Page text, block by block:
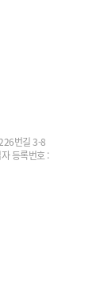
번길 3-8
등록번호 :